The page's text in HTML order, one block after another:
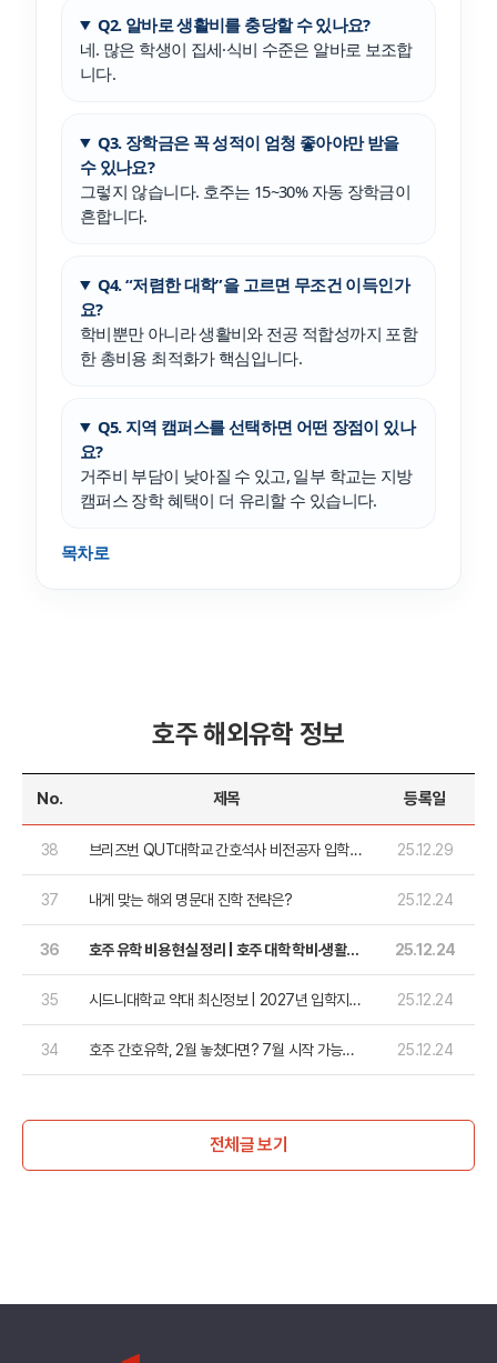
Q2. 알바로 생활비를 충당할 수 있나요?
네. 많은 학생이 집세·식비 수준은 알바로 보조합
니다.
Q3. 장학금은 꼭 성적이 엄청 좋아야만 받을
수 있나요?
그렇지 않습니다. 호주는 15~30% 자동 장학금이
흔합니다.
Q4. “저렴한 대학”을 고르면 무조건 이득인가
요?
학비뿐만 아니라 생활비와 전공 적합성까지 포함
한 총비용 최적화가 핵심입니다.
Q5. 지역 캠퍼스를 선택하면 어떤 장점이 있나
요?
거주비 부담이 낮아질 수 있고, 일부 학교는 지방
캠퍼스 장학 혜택이 더 유리할 수 있습니다.
목차로
호주 해외유학 정보
No. 제목 등록일
38
브리즈번 QUT대학교 간호석사 비전공자 입학
25.12.29
37 내게 맞는 해외 명문대 진학 전략은? 25.12.24
36
호주 유학 비용 현실 정리 | 호주 대학 학비·생활비·
25.12.24
35
시드니대학교 약대 최신정보 | 2027년 입학지원
25.12.24
34
호주 간호유학, 2월 놓쳤다면? 7월 시작 가능한
25.12.24
전체글 보기